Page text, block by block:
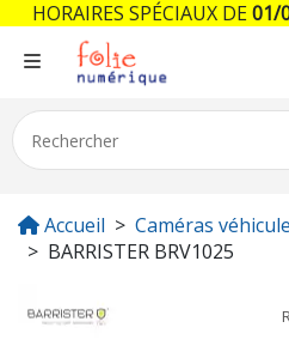
Accueil Caméras
BARRISTER BRV1025
HORAIRES SPÉCIAUX DE01/